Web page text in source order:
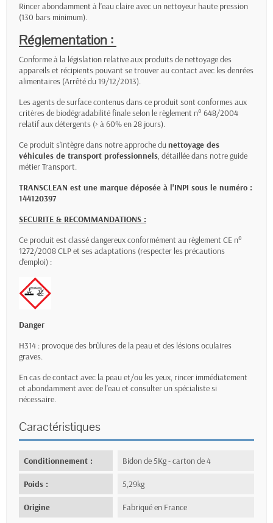
Rincer abondamment à l’eau claire avec un nettoyeur haute pression
(130 bars minimum).
Réglementation :
Conforme à la législation relative aux produits de nettoyage des
appareils et récipients pouvant se trouver au contact avec les denrées
alimentaires (Arrêté du 19/12/2013).
Les agents de surface contenus dans ce produit sont conformes aux
critères de biodégradabilité finale selon le règlement n° 648/2004
relatif aux détergents (> à 60% en 28 jours).
Ce produit s’intègre dans notre approche dunettoyage des
véhicules de transport professionnels, détaillée dans notreguide
métier Transport.
TRANSCLEAN est une marque déposée à l'INPI sous le numéro :
144120397
SECURITE & RECOMMANDATIONS :
Ce produit est classé dangereux conformément au règlement CE n°
1272/2008 CLP et ses adaptations (respecter les précautions
d'emploi) :
Danger
H314 : provoque des brûlures de la peau et des lésions oculaires
graves.
En cas de contact avec la peau et/ou les yeux, rincer immédiatement
et abondamment avec de l’eau et consulter un spécialiste si
nécessaire.
Caractéristiques
Conditionnement : Bidon de 5Kg - carton de 4
Poids : 5,29kg
Origine Fabriqué en France